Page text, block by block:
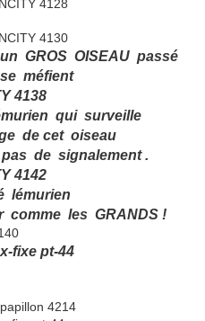
GROS OISEAU passé
méfient
qui surveille
de cet oiseau
de signalement .
lémurien
les GRANDS !